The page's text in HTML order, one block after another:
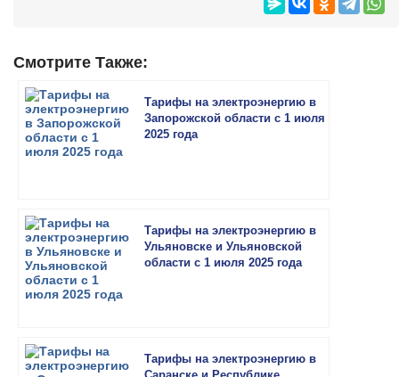
Смотрите Также:
Тарифы на электроэнергию в
Запорожской области с 1 июля
2025 года
Тарифы на электроэнергию в
Ульяновске и Ульяновской
области с 1 июля 2025 года
Тарифы на электроэнергию в